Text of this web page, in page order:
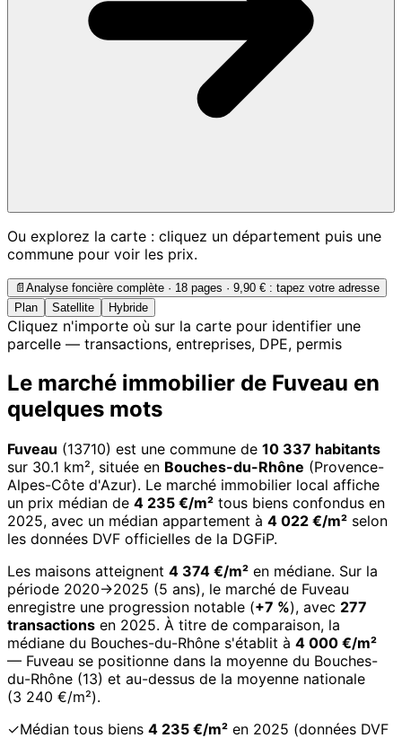
Ou explorez la carte : cliquez un département puis une
commune pour voir les prix.
📄 Analyse foncière complète · 18 pages · 9,90 € : tapez votre adresse
Plan
Satellite Hybride
Cliquez n'importe où sur la carte pour identifier une
parcelle — transactions, entreprises, DPE, permis
Le marché immobilier de Fuveau en
quelques mots
Fuveau (13710) est une commune de 10 337 habitants
sur 30.1 km², située en Bouches-du-Rhône (Provence-
Alpes-Côte d'Azur). Le marché immobilier local affiche
un prix médian de 4 235 €/m² tous biens confondus en
2025, avec un médian appartement à 4 022 €/m² selon
les données DVF officielles de la DGFiP.
Les maisons atteignent 4 374 €/m² en médiane. Sur la
période 2020→2025 (5 ans), le marché de Fuveau
enregistre une progression notable (+7 %), avec 277
transactions en 2025. À titre de comparaison, la
médiane du Bouches-du-Rhône s'établit à 4 000 €/m²
— Fuveau se positionne dans la moyenne du Bouches-
du-Rhône (13) et au-dessus de la moyenne nationale
(3 240 €/m²).
✓Médian tous biens 4 235 €/m² en 2025 (données DVF